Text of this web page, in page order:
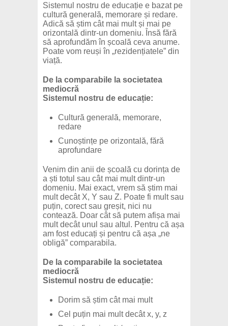
Sistemul nostru de educație e bazat pe
cultură generală, memorare și redare.
Adică să știm cât mai mult și mai pe
orizontală dintr-un domeniu. Însă fără
să aprofundăm în școală ceva anume.
Poate vom reuși în „rezidențiatele” din
viață.
De la comparabile la societatea
mediocră
Sistemul nostru de educație:
Cultură generală, memorare,
redare
Cunoștințe pe orizontală, fără
aprofundare
Venim din anii de școală cu dorința de
a ști totul sau cât mai mult dintr-un
domeniu. Mai exact, vrem să știm mai
mult decât X, Y sau Z. Poate fi mult sau
puțin, corect sau greșit, nici nu
contează. Doar cât să putem afișa mai
mult decât unul sau altul. Pentru că așa
am fost educați și pentru că așa „ne
obligă” comparabila.
De la comparabile la societatea
mediocră
Sistemul nostru de educație:
Dorim să știm cât mai mult
Cel puțin mai mult decât x, y, z